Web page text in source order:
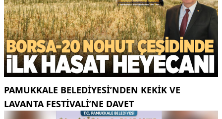
PAMUKKALE BELEDIYESI’NDEN KEKIK VE
LAVANTA FESTIVALI’NE DAVET